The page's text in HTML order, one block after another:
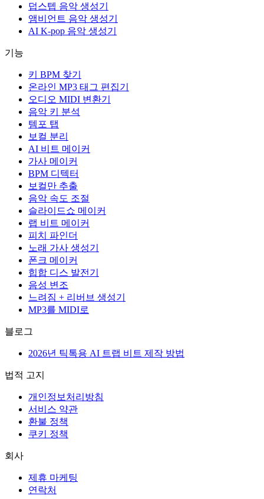
덥스텝 음악 생성기
앰비언트 음악 생성기
AI K-pop 음악 생성기
기능
키 BPM 찾기
온라인 MP3 태그 편집기
오디오 MIDI 변환기
음악 키 분석
템포 탭
보컬 분리
AI 비트 메이커
가사 메이커
BPM 디텍터
보컬만 추출
음악 속도 조절
슬라이드쇼 메이커
랩 비트 메이커
피치 파인더
노래 가사 생성기
폰크 메이커
힙합 디스 발전기
음성 변조
느려짐 + 리버브 생성기
MP3를 MIDI로
블로그
2026년 틱톡용 AI 트랩 비트 제작 방법
법적 고지
개인정보처리방침
서비스 약관
환불 정책
쿠키 정책
회사
제휴 마케팅
연락처